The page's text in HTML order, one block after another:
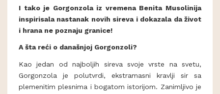
I tako je Gorgonzola iz vremena Benita Musolinija
inspirisala nastanak novih sireva i dokazala da život
i hrana ne poznaju granice!
A šta reći o današnjoj Gorgonzoli?
Kao jedan od najboljih sireva svoje vrste na svetu,
Gorgonzola je polutvrdi, ekstramasni kravlji sir sa
plemenitim plesnima i bogatom istorijom. Zanimljivo je